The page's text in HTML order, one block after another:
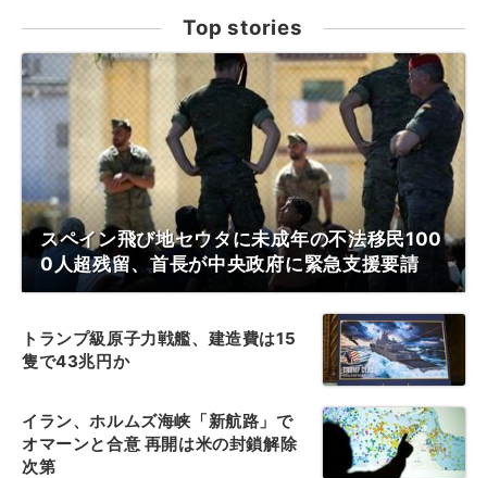
Top stories
スペイン飛び地セウタに未成年の不法移民100
0人超残留、首長が中央政府に緊急支援要請
トランプ級原子力戦艦、建造費は15
隻で43兆円か
イラン、ホルムズ海峡「新航路」で
オマーンと合意 再開は米の封鎖解除
次第